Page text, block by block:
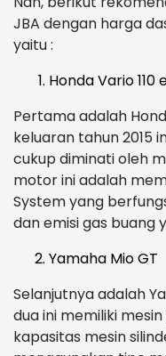
JBA dengan harga
yaitu :
Honda Vario 110
Pertama adalah
keluaran tahun 2015
cukup diminati oleh
motor ini adalah
System yang
dan emisi gas buang
Yamaha Mio GT
Selanjutnya adalah
dua ini memiliki
kapasitas mesin